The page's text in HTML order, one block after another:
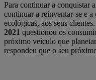
Para continuar a conquistar
continuar a reinventar-se e
ecológicas, aos seus
2021 questionou os
próximo veículo que
respondeu que o seu